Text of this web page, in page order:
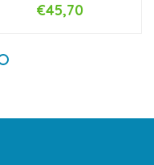
€45,70